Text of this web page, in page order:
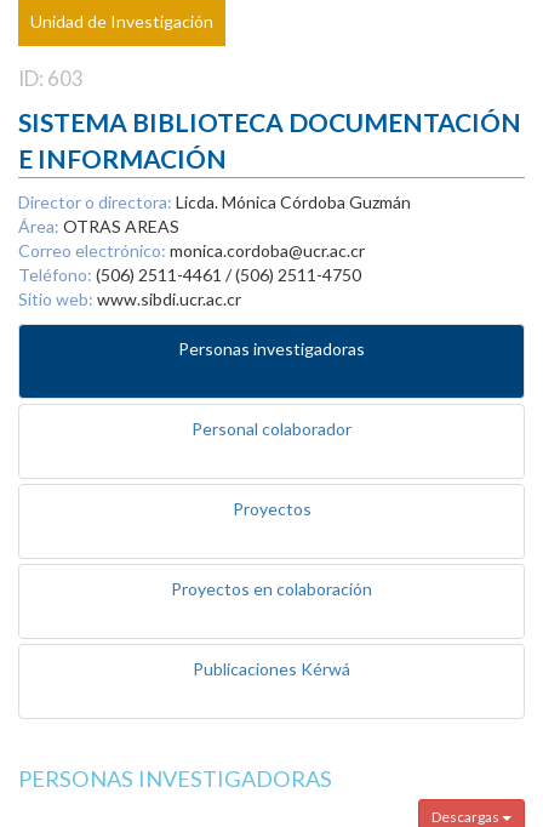
Unidad de Investigación
ID: 603
SISTEMA BIBLIOTECA DOCUMENTACIÓN
E INFORMACIÓN
Director o directora: Licda. Mónica Córdoba Guzmán
Área: OTRAS AREAS
Correo electrónico: monica.cordoba@ucr.ac.cr
Teléfono: (506) 2511-4461 / (506) 2511-4750
Sitio web: www.sibdi.ucr.ac.cr
Personas investigadoras
Personal colaborador
Proyectos
Proyectos en colaboración
Publicaciones Kérwá
PERSONAS INVESTIGADORAS
Descargas